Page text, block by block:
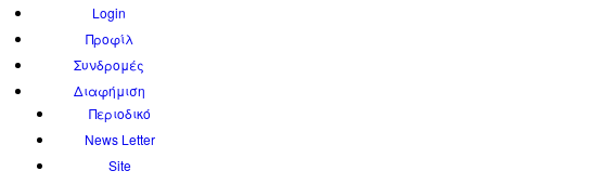
Login
Προφίλ
Συνδρομές
Διαφήμιση
Περιοδικό
News Letter
Site